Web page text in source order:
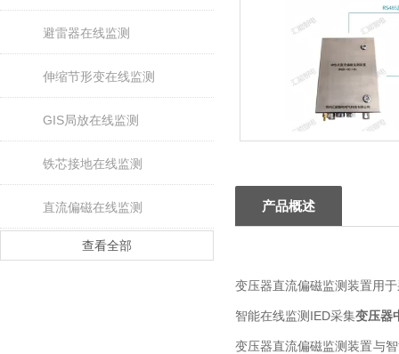
避雷器在线监测
伸缩节形变在线监测
GIS局放在线监测
铁芯接地在线监测
直流偏磁在线监测
查看全部
产品概述
变压器直流偏磁监测装置用
智能在线监测IED采集变压器
变压器直流偏磁监测装置与